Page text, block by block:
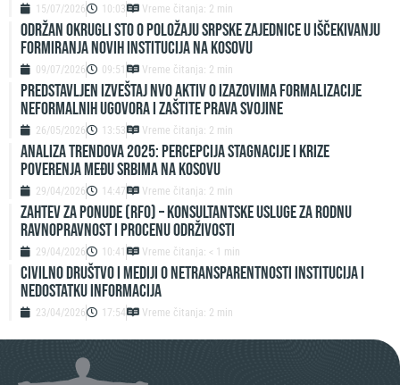
15/07/2026 10:03 Vreme čitanja: 2 min
ODRŽAN OKRUGLI STO O POLOŽAJU SRPSKE ZAJEDNICE U IŠČEKIVANJU
FORMIRANJA NOVIH INSTITUCIJA NA KOSOVU
09/07/2026 09:51 Vreme čitanja: 2 min
Predstavljen izveštaj NVO Aktiv o izazovima formalizacije
neformalnih ugovora i zaštite prava svojine
26/05/2026 13:53 Vreme čitanja: 2 min
ANALIZA TRENDOVA 2025: PERCEPCIJA STAGNACIJE I KRIZE
POVERENJA MEĐU SRBIMA NA KOSOVU
29/04/2026 14:47 Vreme čitanja: 2 min
ZAHTEV ZA PONUDE (RFO) – Konsultantske usluge za rodnu
ravnopravnost i procenu održivosti
29/04/2026 10:41 Vreme čitanja: < 1 min
Civilno društvo i mediji o netransparentnosti institucija i
nedostatku informacija
23/04/2026 17:54 Vreme čitanja: 2 min